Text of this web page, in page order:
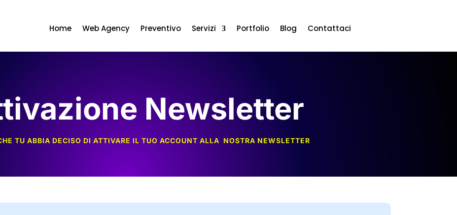
Home Web Agency Preventivo Servizi Portfolio Blog Contattaci
Newsletter
TU ABBIA DECISO DI ATTIVARE IL TUO ACCOUNT ALLA NOSTRA NEWSLETTER